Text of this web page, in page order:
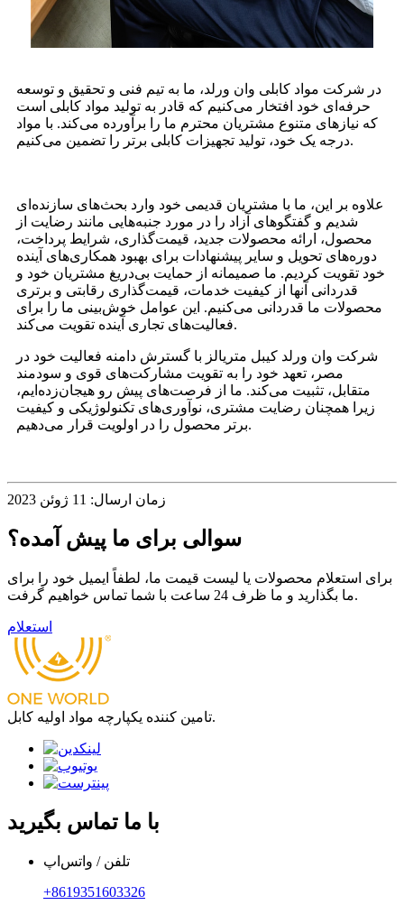
در شرکت مواد کابلی وان ورلد، ما به تیم فنی و تحقیق و توسعه
حرفه‌ای خود افتخار می‌کنیم که قادر به تولید مواد کابلی است
که نیازهای متنوع مشتریان محترم ما را برآورده می‌کند. با مواد
درجه یک خود، تولید تجهیزات کابلی برتر را تضمین می‌کنیم.
علاوه بر این، ما با مشتریان قدیمی خود وارد بحث‌های سازنده‌ای
شدیم و گفتگوهای آزاد را در مورد جنبه‌هایی مانند رضایت از
محصول، ارائه محصولات جدید، قیمت‌گذاری، شرایط پرداخت،
دوره‌های تحویل و سایر پیشنهادات برای بهبود همکاری‌های آینده
خود تقویت کردیم. ما صمیمانه از حمایت بی‌دریغ مشتریان خود و
قدردانی آنها از کیفیت خدمات، قیمت‌گذاری رقابتی و برتری
محصولات ما قدردانی می‌کنیم. این عوامل خوش‌بینی ما را برای
فعالیت‌های تجاری آینده تقویت می‌کند.
شرکت وان ورلد کیبل متریالز با گسترش دامنه فعالیت خود در
مصر، تعهد خود را به تقویت مشارکت‌های قوی و سودمند
متقابل، تثبیت می‌کند. ما از فرصت‌های پیش رو هیجان‌زده‌ایم،
زیرا همچنان رضایت مشتری، نوآوری‌های تکنولوژیکی و کیفیت
برتر محصول را در اولویت قرار می‌دهیم.
زمان ارسال: 11 ژوئن 2023
سوالی برای ما پیش آمده؟
برای استعلام محصولات یا لیست قیمت ما، لطفاً ایمیل خود را برای
ما بگذارید و ما ظرف 24 ساعت با شما تماس خواهیم گرفت.
استعلام
تامین کننده یکپارچه مواد اولیه کابل.
با ما تماس بگیرید
تلفن / واتس‌اپ
‎+8619351603326‎